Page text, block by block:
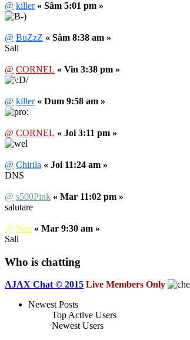
@ killer « Sâm 5:01 pm »
@ BuZzZ « Sâm 8:38 am »
Sall
@ CORNEL « Vin 3:38 pm »
@ killer « Dum 9:58 am »
@ CORNEL « Joi 3:11 pm »
@ Chirila « Joi 11:24 am »
DNS
@ s500Pink « Mar 11:02 pm »
salutare
@ Nap « Mar 9:30 am »
Sall
Who is chatting
AJAX Chat © 2015 Live Members Only
Newest Posts
Top Active Users
Newest Users